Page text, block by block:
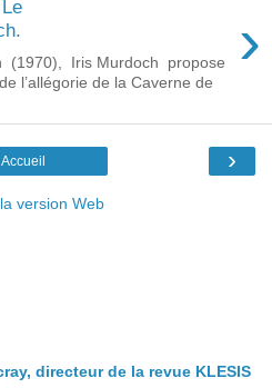
›
(1970), Iris Murdoch propose
l’allégorie de la Caverne de
›
Accueil
version Web
directeur de la revue KLESIS